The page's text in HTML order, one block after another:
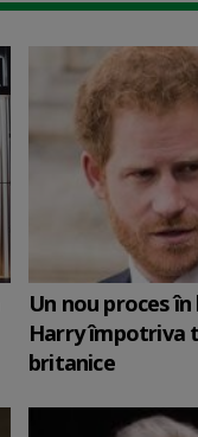
Un nou proces
Harry împotriva
britanice